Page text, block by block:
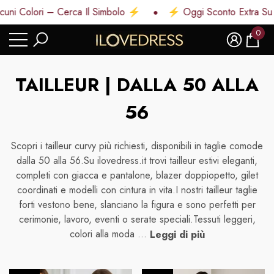
Colori – Cerca Il Simbolo ⚡ ⚡ Oggi Sconto Extra
0
0
TAILLEUR | DALLA 50 ALLA
56
Scopri i tailleur curvy più richiesti, disponibili in taglie comode
dalla 50 alla 56.Su ilovedress.it trovi tailleur estivi eleganti,
completi con giacca e pantalone, blazer doppiopetto, gilet
coordinati e modelli con cintura in vita.I nostri tailleur taglie
forti vestono bene, slanciano la figura e sono perfetti per
cerimonie, lavoro, eventi o serate speciali.Tessuti leggeri,
colori alla moda ... Leggi di più